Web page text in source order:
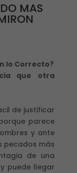
MAS
lo Correcto?
que otra
de justificar
parece
y ante
pecados más
de una
puede llegar